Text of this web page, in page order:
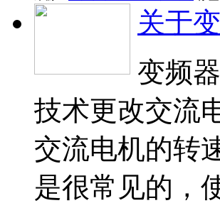
关于
变频
技术更改交流
交流电机的转
是很常见的，